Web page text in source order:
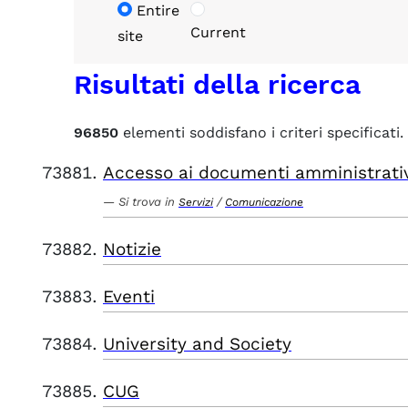
Entire
site
Current
Risultati della ricerca
96850 elementi soddisfano i criteri specificati.
Accesso ai documenti
Si trova in Servizi / Comunicazione
Notizie
Eventi
University and Society
CUG